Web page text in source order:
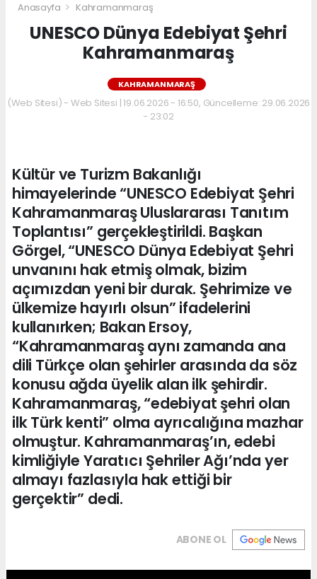
Anasayfa Kahramanmaraş
UNESCO Dünya Edebiyat Şehri
Kahramanmaraş
KAHRAMANMARAŞ
(Web Sitesi) - Web Sitesi | 19.06.2026 - 16:50, Güncelleme: 29.06.2026
- 23:02
Kültür ve Turizm Bakanlığı
himayelerinde “UNESCO Edebiyat Şehri
Kahramanmaraş Uluslararası Tanıtım
Toplantısı” gerçekleştirildi. Başkan
Görgel, “UNESCO Dünya Edebiyat Şehri
unvanını hak etmiş olmak, bizim
açımızdan yeni bir durak. Şehrimize ve
ülkemize hayırlı olsun” ifadelerini
kullanırken; Bakan Ersoy,
“Kahramanmaraş aynı zamanda ana
dili Türkçe olan şehirler arasında da söz
konusu ağda üyelik alan ilk şehirdir.
Kahramanmaraş, “edebiyat şehri olan
ilk Türk kenti” olma ayrıcalığına mazhar
olmuştur. Kahramanmaraş’ın, edebi
kimliğiyle Yaratıcı Şehriler Ağı’nda yer
almayı fazlasıyla hak ettiği bir
gerçektir” dedi.
ABONE OL